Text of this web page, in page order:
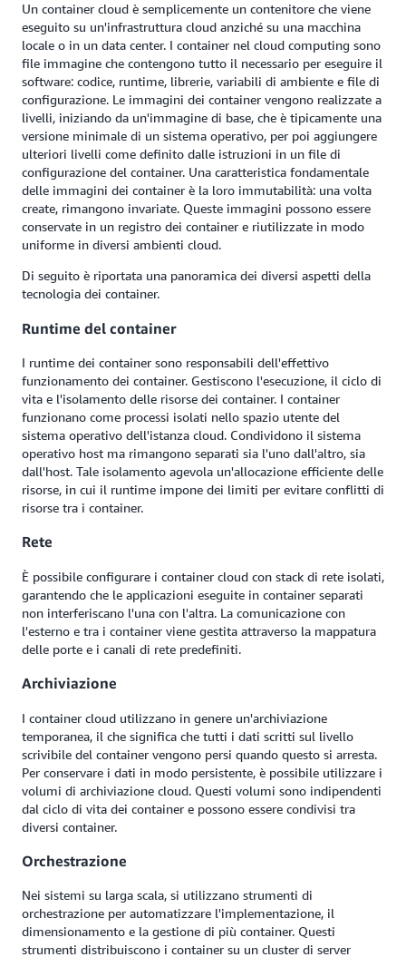
Un container cloud è semplicemente un contenitore che viene
eseguito su un'infrastruttura cloud anziché su una macchina
locale o in un data center. I container nel cloud computing sono
file immagine che contengono tutto il necessario per eseguire il
software: codice, runtime, librerie, variabili di ambiente e file di
configurazione. Le immagini dei container vengono realizzate a
livelli, iniziando da un'immagine di base, che è tipicamente una
versione minimale di un sistema operativo, per poi aggiungere
ulteriori livelli come definito dalle istruzioni in un file di
configurazione del container. Una caratteristica fondamentale
delle immagini dei container è la loro immutabilità: una volta
create, rimangono invariate. Queste immagini possono essere
conservate in un registro dei container e riutilizzate in modo
uniforme in diversi ambienti cloud.
Di seguito è riportata una panoramica dei diversi aspetti della
tecnologia dei container.
Runtime del container
I runtime dei container sono responsabili dell'effettivo
funzionamento dei container. Gestiscono l'esecuzione, il ciclo di
vita e l'isolamento delle risorse dei container. I container
funzionano come processi isolati nello spazio utente del
sistema operativo dell'istanza cloud. Condividono il sistema
operativo host ma rimangono separati sia l'uno dall'altro, sia
dall'host. Tale isolamento agevola un'allocazione efficiente delle
risorse, in cui il runtime impone dei limiti per evitare conflitti di
risorse tra i container.
Rete
È possibile configurare i container cloud con stack di rete isolati,
garantendo che le applicazioni eseguite in container separati
non interferiscano l'una con l'altra. La comunicazione con
l'esterno e tra i container viene gestita attraverso la mappatura
delle porte e i canali di rete predefiniti.
Archiviazione
I container cloud utilizzano in genere un'archiviazione
temporanea, il che significa che tutti i dati scritti sul livello
scrivibile del container vengono persi quando questo si arresta.
Per conservare i dati in modo persistente, è possibile utilizzare i
volumi di archiviazione cloud. Questi volumi sono indipendenti
dal ciclo di vita dei container e possono essere condivisi tra
diversi container.
Orchestrazione
Nei sistemi su larga scala, si utilizzano strumenti di
orchestrazione per automatizzare l'implementazione, il
dimensionamento e la gestione di più container. Questi
strumenti distribuiscono i container su un cluster di server